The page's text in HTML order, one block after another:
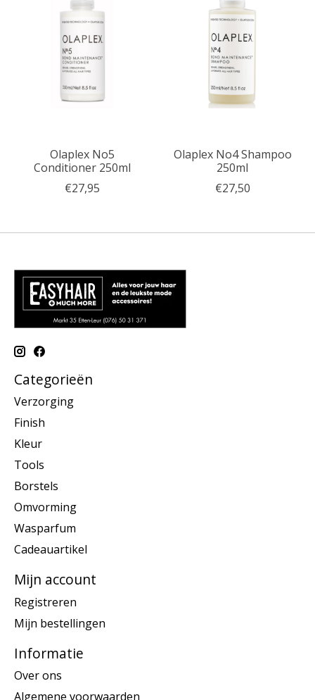
Olaplex No5
Conditioner 250ml
€27,95
Olaplex No4 Shampoo
250ml
€27,50
Categorieën
Verzorging
Finish
Kleur
Tools
Borstels
Omvorming
Wasparfum
Cadeauartikel
Mijn account
Registreren
Mijn bestellingen
Informatie
Over ons
Algemene voorwaarden